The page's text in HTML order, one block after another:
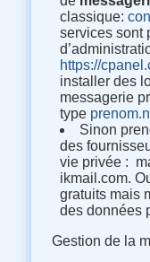
classique:
services sont
https://
installer des
messagerie
type
Sinon
des
vie privée :
ikmail.com.
gratuits mais
des données
Gestion de la